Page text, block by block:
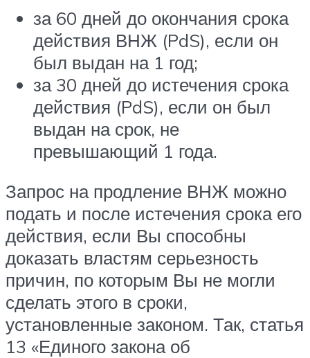
за 60 дней до окончания срока
действия ВНЖ (PdS), если он
был выдан на 1 год;
за 30 дней до истечения срока
действия (PdS), если он был
выдан на срок, не
превышающий 1 года.
Запрос на продление ВНЖ можно
подать и после истечения срока его
действия, если Вы способны
доказать властям серьезность
причин, по которым Вы не могли
сделать этого в сроки,
установленные законом. Так, статья
13 «Единого закона об